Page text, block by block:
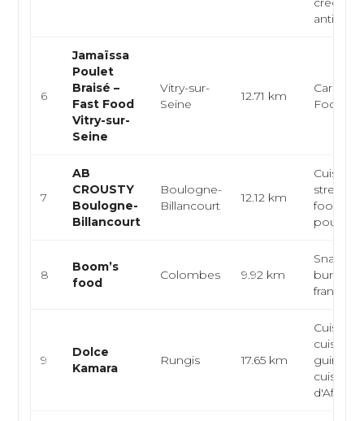
antillais...
6
Jamaïssa
Poulet
Braisé –
Fast Food
Vitry-sur-
Seine
Vitry-sur-
Seine
12.71 km
Food
7
AB
CROUSTY
Boulogne-
Billancourt
Boulogne-
Billancourt
12.12 km
Cuisine
street
food
poulet...
8
Boom’s
food
Colombes 9.92 km
Snack
français
9
Dolce
Kamara
Rungis 17.65 km
Cuisine
cuisine
cuisine